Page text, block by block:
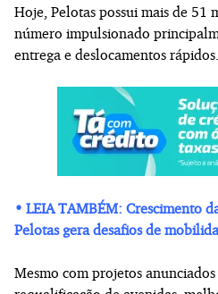
Hoje, Pelotas possui mais de 51
número impulsionado
entrega e deslocamentos rápidos.
• LEIA TAMBÉM: Crescimento
Pelotas gera desafios de
Mesmo com projetos